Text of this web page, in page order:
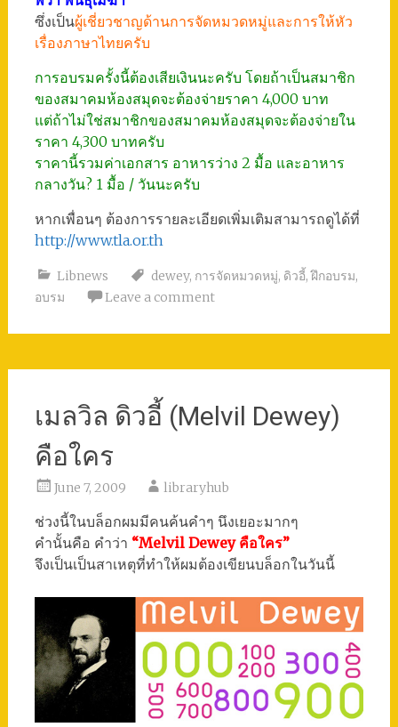
ซึ่งเป็นผู้เชี่ยวชาญด้านการจัดหมวดหมู่และการให้หัว
เรื่องภาษาไทยครับ
การอบรมครั้งนี้ต้องเสียเงินนะครับ โดยถ้าเป็นสมาชิก
ของสมาคมห้องสมุดจะต้องจ่ายราคา 4,000 บาท
แต่ถ้าไม่ใช่สมาชิกของสมาคมห้องสมุดจะต้องจ่ายใน
ราคา 4,300 บาทครับ
ราคานี้รวมค่าเอกสาร อาหารว่าง 2 มื้อ และอาหาร
กลางวัน? 1 มื้อ / วันนะครับ
หากเพื่อนๆ ต้องการรายละเอียดเพิ่มเติมสามารถดูได้ที่
http://www.tla.or.th
Libnews dewey, การจัดหมวดหมู่, ดิวอี้,ฝึกอบรม,
อบรม
Leave a comment
เมลวิล ดิวอี้ (Melvil Dewey)
คือใคร
June 7, 2009 libraryhub
ช่วงนี้ในบล็อกผมมีคนค้นคำๆ นึงเยอะมากๆ
คำนั้นคือ คำว่า “Melvil Dewey คือใคร”
จึงเป็นเป็นสาเหตุที่ทำให้ผมต้องเขียนบล็อกในวันนี้